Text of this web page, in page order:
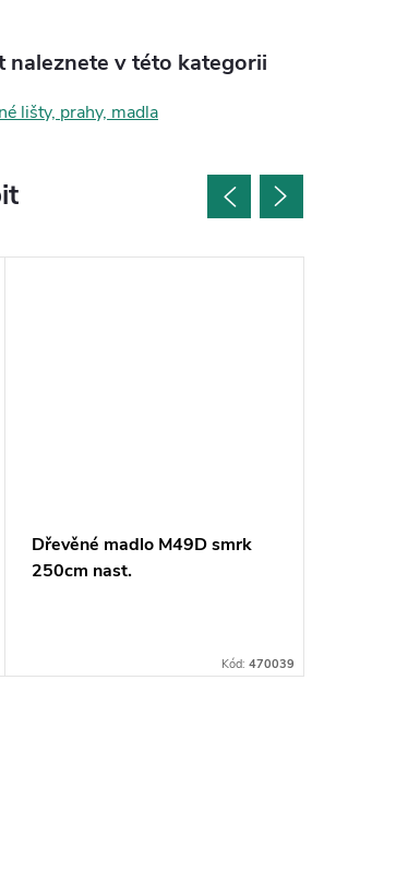
naleznete v této kategorii
lišty, prahy, madla
Dřevěné madlo M49D smrk
250cm nast.
Kód: 470039